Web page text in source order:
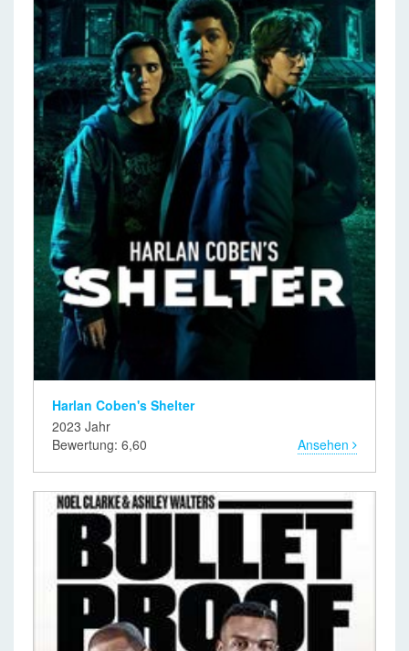
Harlan Coben's Shelter
2023 Jahr
Bewertung: 6,60
Ansehen